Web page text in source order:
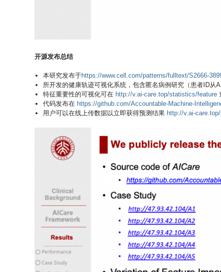
开源发布总结
本研究发布于https://www.cell.com/patterns/fulltext/S2666-
所开发的健康轨迹可视化系统，包含匿名病例研究（患者ID从
特征重要性的可视化可在 http://v.ai-care.top/statistics/feature
代码发布在 https://github.com/Accountable-Machine-
用户可以在线上传数据以立即获得预测结果 http://v.ai-